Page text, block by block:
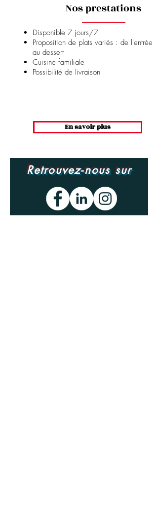
Nos prestations
Disponible 7 jours/7
Proposition de plats variés : de l'entrée
au dessert
Cuisine familiale
Possibilité de livraison
En savoir plus
Retrouvez-nous sur